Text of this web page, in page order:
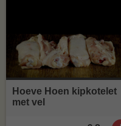
Hoeve Hoen kipkotelet
met vel